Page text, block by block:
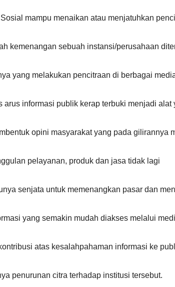
mampu menaikan atau menjatuhkan
kemenangan sebuah instansi/perusahaan
yang melakukan pencitraan di berbagai
arus informasi publik kerap terbuki menjadi alat
opini masyarakat yang pada gilirannya
pelayanan, produk dan jasa tidak lagi
senjata untuk memenangkan pasar dan
yang semakin mudah diakses melalui
atas kesalahpahaman informasi ke
penurunan citra terhadap institusi tersebut.